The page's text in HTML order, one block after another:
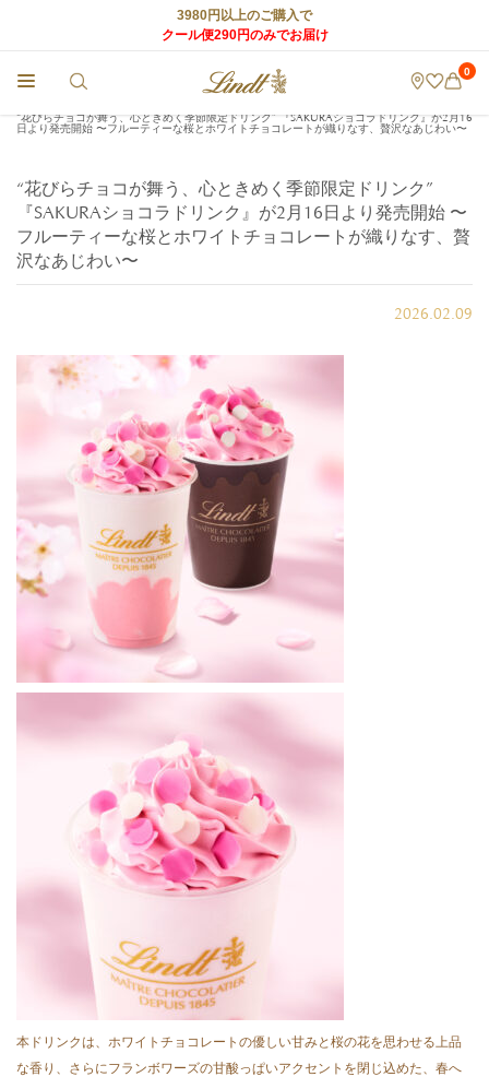
3980円以上のご購入で
クール便290円のみでお届け
0
“花びらチョコが舞う、⼼ときめく季節限定ドリンク” 『SAKURAショコラドリンク』が2⽉16
⽇より発売開始 〜フルーティーな桜とホワイトチョコレートが織りなす、贅沢なあじわい〜
“花びらチョコが舞う、⼼ときめく季節限定ドリンク”
『SAKURAショコラドリンク』が2⽉16⽇より発売開始 〜
フルーティーな桜とホワイトチョコレートが織りなす、贅
沢なあじわい〜
2026.02.09
本ドリンクは、ホワイトチョコレートの優しい⽢みと桜の花を思わせる上品
な⾹り、さらにフランボワーズの⽢酸っぱいアクセントを閉じ込めた、春へ